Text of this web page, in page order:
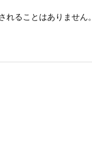
れることはありません。